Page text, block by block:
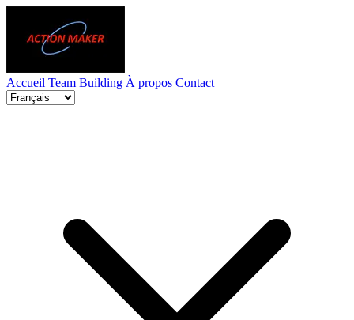
Accueil Team Building À propos Contact